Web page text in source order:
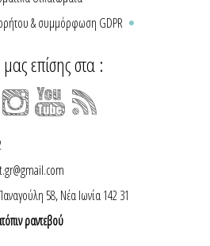
& συμμόρφωση GDPR
μας επίσης στα :
58, Νέα Ιωνία 142 31
ραντεβού